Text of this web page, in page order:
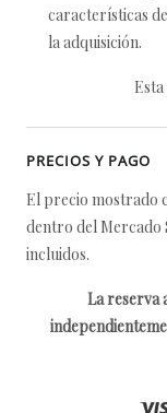
características
la adquisición.
PRECIOS Y PAGO
El precio mostrado
dentro del Mercado
incluidos.
La reserva